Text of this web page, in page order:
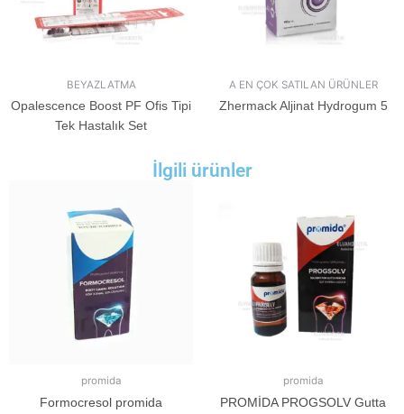
BEYAZLATMA
Opalescence Boost PF Ofis Tipi
Tek Hastalık Set
A EN ÇOK SATILAN ÜRÜNLER
Zhermack Aljinat Hydrogum 5
İlgili ürünler
promida
Formocresol promida
promida
PROMİDA PROGSOLV Gutta